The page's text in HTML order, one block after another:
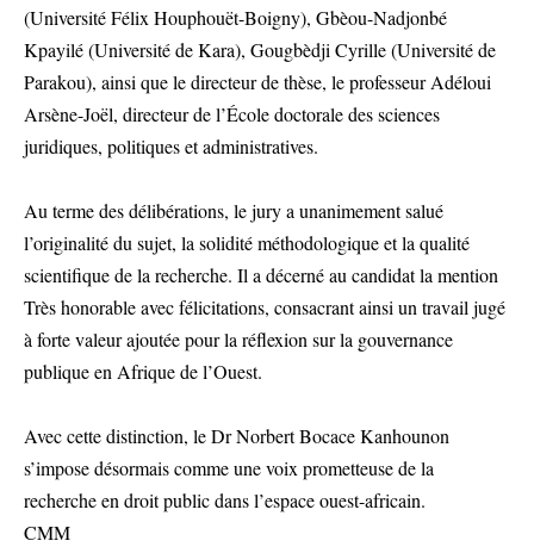
(Université Félix Houphouët-Boigny), Gbèou-Nadjonbé
Kpayilé (Université de Kara), Gougbèdji Cyrille (Université de
Parakou), ainsi que le directeur de thèse, le professeur Adéloui
Arsène-Joël, directeur de l’École doctorale des sciences
juridiques, politiques et administratives.
Au terme des délibérations, le jury a unanimement salué
l’originalité du sujet, la solidité méthodologique et la qualité
scientifique de la recherche. Il a décerné au candidat la mention
Très honorable avec félicitations, consacrant ainsi un travail jugé
à forte valeur ajoutée pour la réflexion sur la gouvernance
publique en Afrique de l’Ouest.
Avec cette distinction, le Dr Norbert Bocace Kanhounon
s’impose désormais comme une voix prometteuse de la
recherche en droit public dans l’espace ouest-africain.
CMM